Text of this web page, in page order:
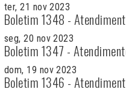
ter, 21 nov 2023
Boletim 1348 -
seg, 20 nov 2023
Boletim 1347 -
dom, 19 nov 2023
Boletim 1346 -